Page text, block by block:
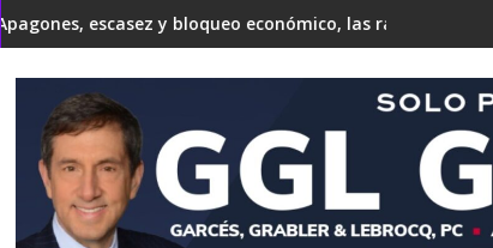
Donald Trump, Todd Blanche, como fiscal general
y bloqueo económico, las razones por las que
Japón conmemora 81